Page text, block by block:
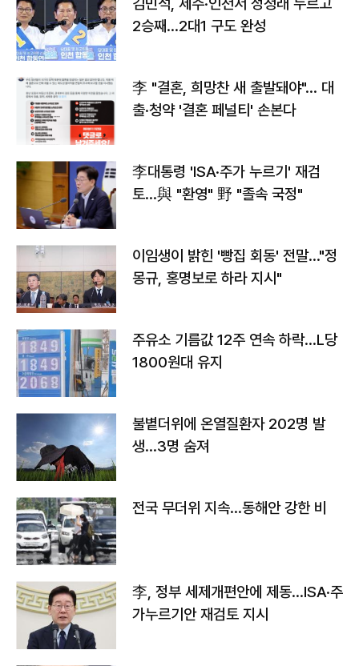
2승째…2대1 구도 완성
李 "결혼, 희망찬 새 출발돼야"… 대
출·청약 '결혼 페널티' 손본다
李대통령 'ISA·주가 누르기' 재검
토…與 "환영" 野 "졸속 국정"
이임생이 밝힌 '빵집 회동' 전말…"정
몽규, 홍명보로 하라 지시"
주유소 기름값 12주 연속 하락…L당
1800원대 유지
불볕더위에 온열질환자 202명 발
생…3명 숨져
전국 무더위 지속…동해안 강한 비
李, 정부 세제개편안에 제동…ISA·주
가누르기안 재검토 지시